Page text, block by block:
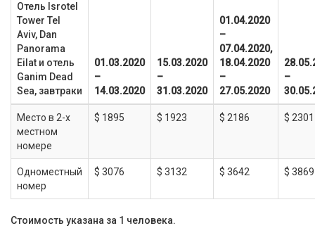
Отель Isrotel
Tower Tel
Aviv, Dan
Panorama
Eilat и отель
Ganim Dead
Sea, завтраки
01.03.2020
–
14.03.2020
15.03.2020
–
31.03.2020
01.04.2020
–
07.04.2020,
18.04.2020
–
27.05.2020
–
Место в 2-х
местном
номере
$ 1895 $ 1923 $ 2186 $ 2301
Одноместный
номер
$ 3076 $ 3132 $ 3642 $ 3869
Стоимость указана за 1 человека.